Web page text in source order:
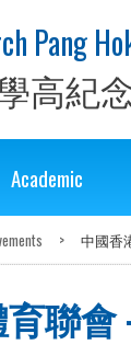
Pang
高紀
Academic
> 中國香
聯會